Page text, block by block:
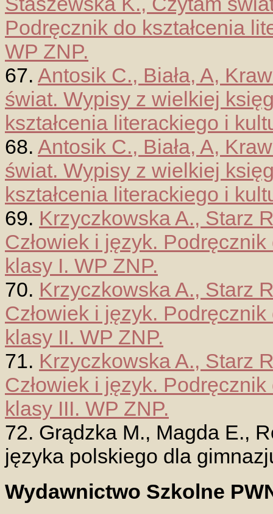
Podręcznik do kształcenia
WP ZNP.
67. Antosik C., Biała, A,
świat. Wypisy z wielkiej
kształcenia literackiego i
68. Antosik C., Biała, A,
świat. Wypisy z wielkiej
kształcenia literackiego i
69. Krzyczkowska A., Starz
Człowiek i język.
klasy I. WP ZNP.
70. Krzyczkowska A., Starz
Człowiek i język.
klasy II. WP ZNP.
71. Krzyczkowska A., Starz
Człowiek i język.
klasy III. WP ZNP.
72. Grądzka M., Magda E.,
języka polskiego dla
Wydawnictwo Szkolne